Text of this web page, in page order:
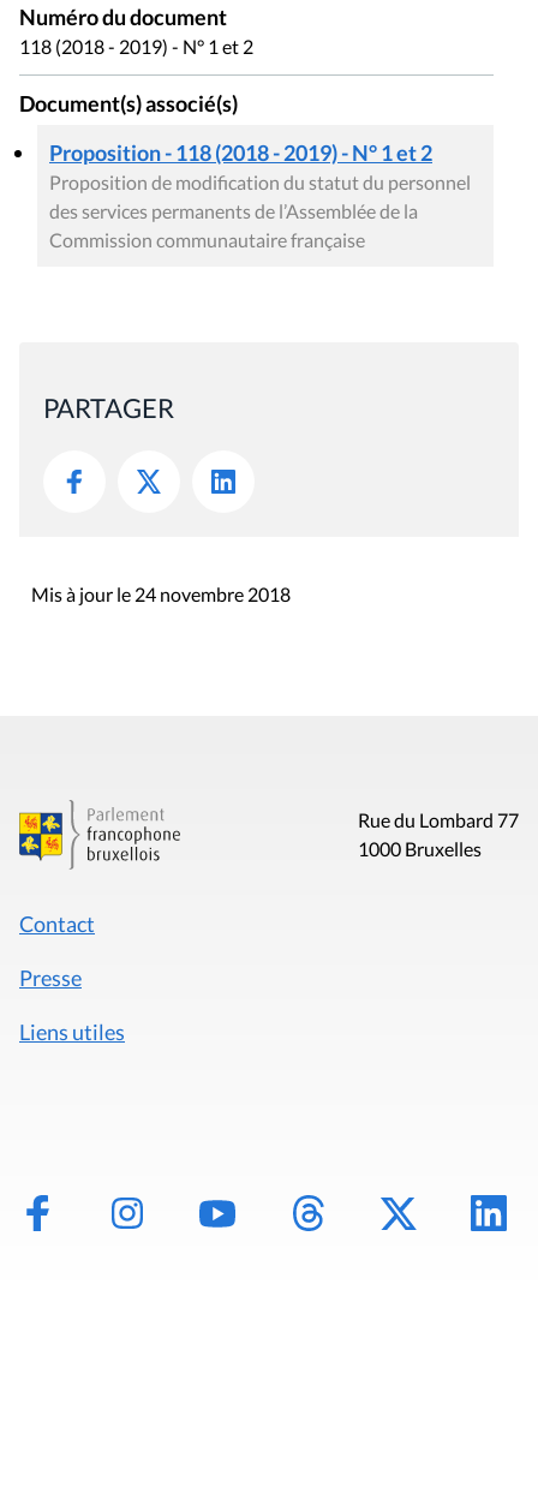
Numéro du document
118 (2018 - 2019) - N° 1 et 2
Document(s) associé(s)
Proposition - 118 (2018 - 2019) - N° 1 et 2
Proposition de modification du statut du personnel
des services permanents de l’Assemblée de la
Commission communautaire française
PARTAGER
Mis à jour le 24 novembre 2018
Rue du Lombard 77
1000 Bruxelles
Contact
Presse
Liens utiles